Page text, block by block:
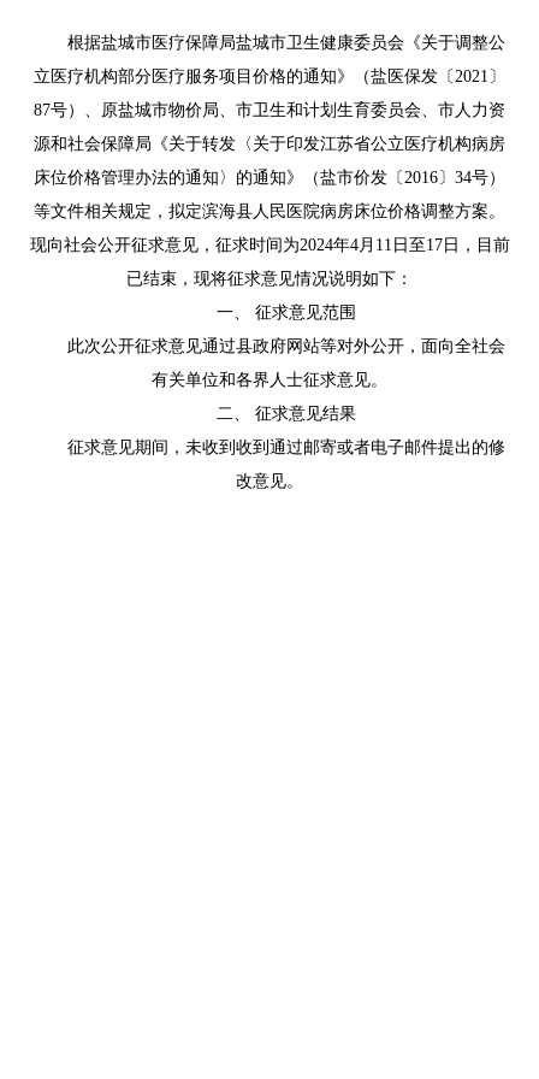
根据盐城市医疗保障局盐城市卫生健康委员会《关于调整公
立医疗机构部分医疗服务项目价格的通知》（盐医保发〔2021〕
87号）、原盐城市物价局、市卫生和计划生育委员会、市人力资
源和社会保障局《关于转发〈关于印发江苏省公立医疗机构病房
床位价格管理办法的通知〉的通知》（盐市价发〔2016〕34号）
等文件相关规定，拟定滨海县人民医院病房床位价格调整方案。
现向社会公开征求意见，征求时间为2024年4月11日至17日，目前
已结束，现将征求意见情况说明如下：
一、 征求意见范围
此次公开征求意见通过县政府网站等对外公开，面向全社会
有关单位和各界人士征求意见。
二、 征求意见结果
征求意见期间，未收到收到通过邮寄或者电子邮件提出的修
改意见。